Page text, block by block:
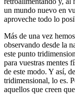
un mundo nuevo en
aproveche todo lo
Más de una vez
observando desde la
este punto
para vuestras mentes
de este modo. Y así,
tridimensional, lo es.
aquellos que creen